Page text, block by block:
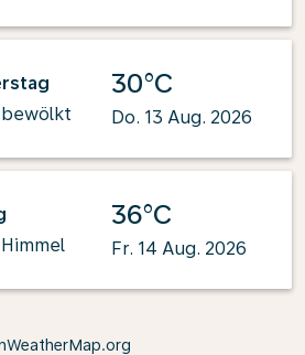
30°C
Do. 13 Aug. 2026
36°C
Fr. 14 Aug. 2026